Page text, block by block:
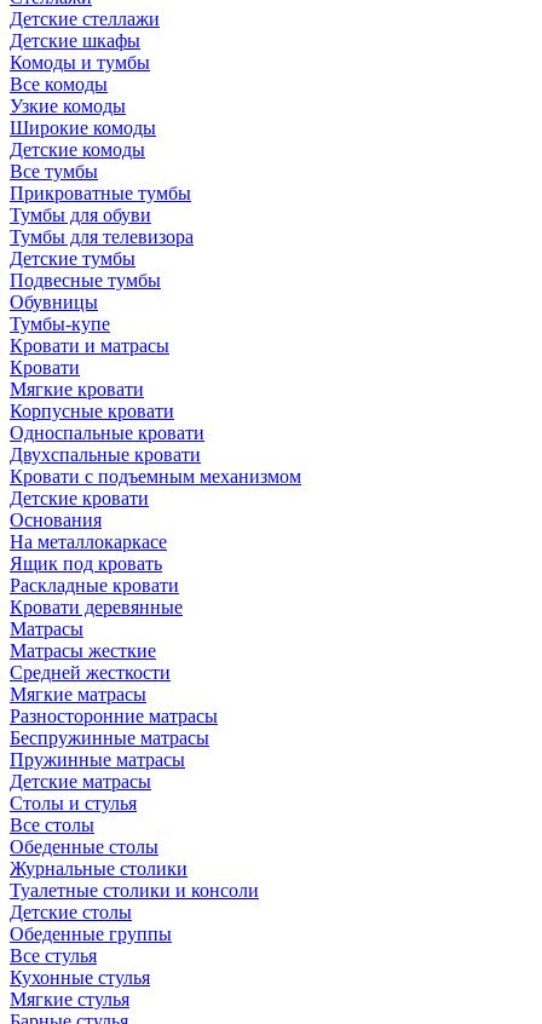
Детские стеллажи
Детские шкафы
Комоды и тумбы
Все комоды
Узкие комоды
Широкие комоды
Детские комоды
Все тумбы
Прикроватные тумбы
Тумбы для обуви
Тумбы для телевизора
Детские тумбы
Подвесные тумбы
Обувницы
Тумбы-купе
Кровати и матрасы
Кровати
Мягкие кровати
Корпусные кровати
Односпальные кровати
Двухспальные кровати
Кровати с подъемным механизмом
Детские кровати
Основания
На металлокаркасе
Ящик под кровать
Раскладные кровати
Кровати деревянные
Матрасы
Матрасы жесткие
Средней жесткости
Мягкие матрасы
Разносторонние матрасы
Беспружинные матрасы
Пружинные матрасы
Детские матрасы
Столы и стулья
Все столы
Обеденные столы
Журнальные столики
Туалетные столики и консоли
Детские столы
Обеденные группы
Все стулья
Кухонные стулья
Мягкие стулья